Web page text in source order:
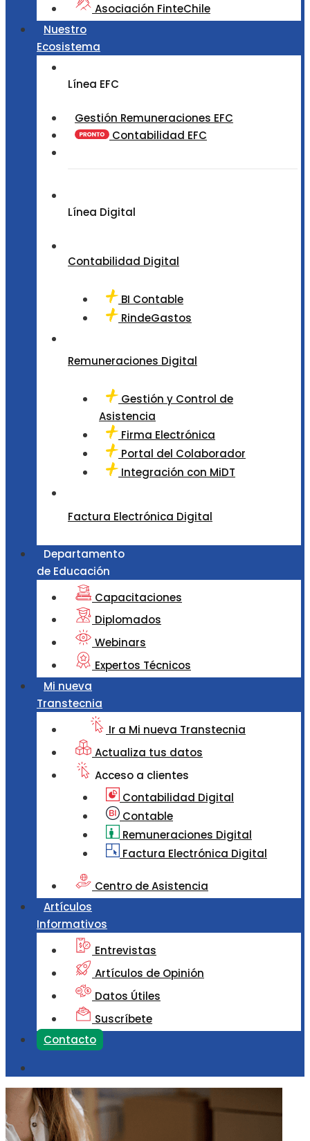
Asociación FinteChile
Nuestro
Ecosistema
Línea EFC
Gestión Remuneraciones EFC
Contabilidad EFC
Línea Digital
Contabilidad Digital
BI Contable
RindeGastos
Remuneraciones Digital
Gestión y Control de
Asistencia
Firma Electrónica
Portal del Colaborador
Integración con MiDT
Factura Electrónica Digital
Departamento
de Educación
Capacitaciones
Diplomados
Webinars
Expertos Técnicos
Mi nueva
Transtecnia
Ir a Mi nueva Transtecnia
Actualiza tus datos
Acceso a clientes
Contabilidad Digital
Contable
Remuneraciones Digital
Factura Electrónica Digital
Centro de Asistencia
Artículos
Informativos
Entrevistas
Artículos de Opinión
Datos Útiles
Suscríbete
Contacto